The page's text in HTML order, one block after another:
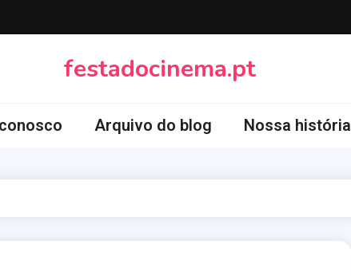
festadocinema.pt
Arquivo do blog Nossa história